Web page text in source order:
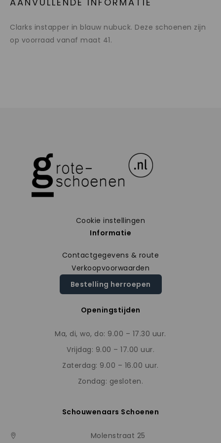
Clarks instapper in blauw nubuck. Deze schoenen zijn
op voorraad vanaf maat 41.
Cookie instellingen
Informatie
Contactgegevens & route
Verkoopvoorwaarden
Bestelling herroepen
Openingstijden
Ma, di, wo, do: 9.00 – 17.30 uur.
Vrijdag: 9.00 – 17.00 uur.
Zaterdag: 9.00 – 16.00 uur.
Zondag: gesloten.
Schouwenaars Schoenen
Molenstraat 25